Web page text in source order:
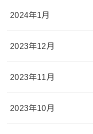
2024年1月
2023年12月
2023年11月
2023年10月